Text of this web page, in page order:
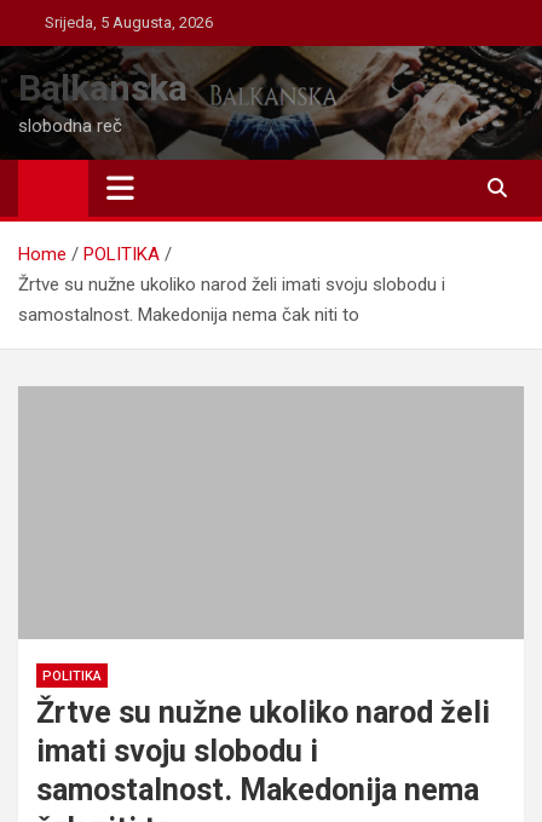
to
content
Srijeda, 5 Augusta, 2026
Balkanska
slobodna reč
Home
POLITIKA
Žrtve su nužne ukoliko narod želi imati svoju slobodu i
samostalnost. Makedonija nema čak niti to
POLITIKA
Žrtve su nužne ukoliko narod želi
imati svoju slobodu i
samostalnost. Makedonija nema